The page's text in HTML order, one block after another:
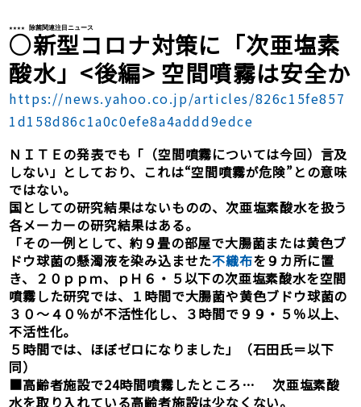
★★★★ 除菌関連注目ニュース
○新型コロナ対策に「次亜塩素
酸水」<後編> 空間噴霧は安全か
https://news.yahoo.co.jp/articles/826c15fe857
1d158d86c1a0c0efe8a4addd9edce
ＮＩＴＥの発表でも「（空間噴霧については今回）言及
しない」としており、これは“空間噴霧が危険”との意味
ではない。
国としての研究結果はないものの、次亜塩素酸水を扱う
各メーカーの研究結果はある。
「その一例として、約９畳の部屋で大腸菌または黄色ブ
ドウ球菌の懸濁液を染み込ませた不織布を９カ所に置
き、２０ｐｐｍ、ｐＨ６・５以下の次亜塩素酸水を空間
噴霧した研究では、１時間で大腸菌や黄色ブドウ球菌の
３０～４０％が不活性化し、３時間で９９・５％以上、
不活性化。
５時間では、ほぼゼロになりました」（石田氏＝以下
同）
■高齢者施設で24時間噴霧したところ… 次亜塩素酸
水を取り入れている高齢者施設は少なくない。